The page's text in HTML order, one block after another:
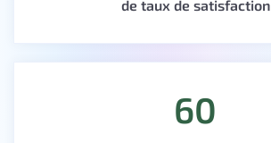
de taux de satisfaction
60